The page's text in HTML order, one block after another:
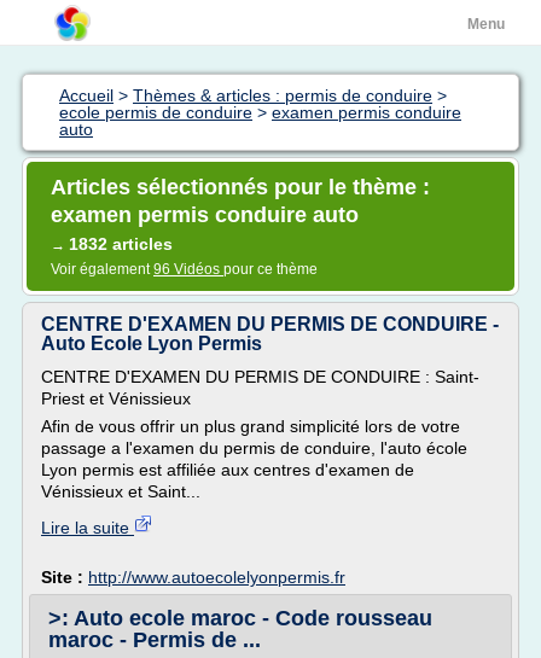
Menu
Accueil > Thèmes & articles : permis de conduire >
ecole permis de conduire > examen permis conduire
auto
Articles sélectionnés pour le thème :
examen permis conduire auto
→ 1832 articles
Voir également96 Vidéos pour ce thème
CENTRE D'EXAMEN DU PERMIS DE CONDUIRE -
Auto Ecole Lyon Permis
CENTRE D'EXAMEN DU PERMIS DE CONDUIRE : Saint-
Priest et Vénissieux
Afin de vous offrir un plus grand simplicité lors de votre
passage a l'examen du permis de conduire, l'auto école
Lyon permis est affiliée aux centres d'examen de
Vénissieux et Saint...
Lire la suite
Site : http://www.autoecolelyonpermis.fr
>: Auto ecole maroc - Code rousseau
maroc - Permis de ...